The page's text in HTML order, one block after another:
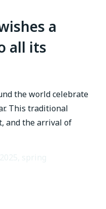
a
all its
the world celebrate
This traditional
and the arrival of